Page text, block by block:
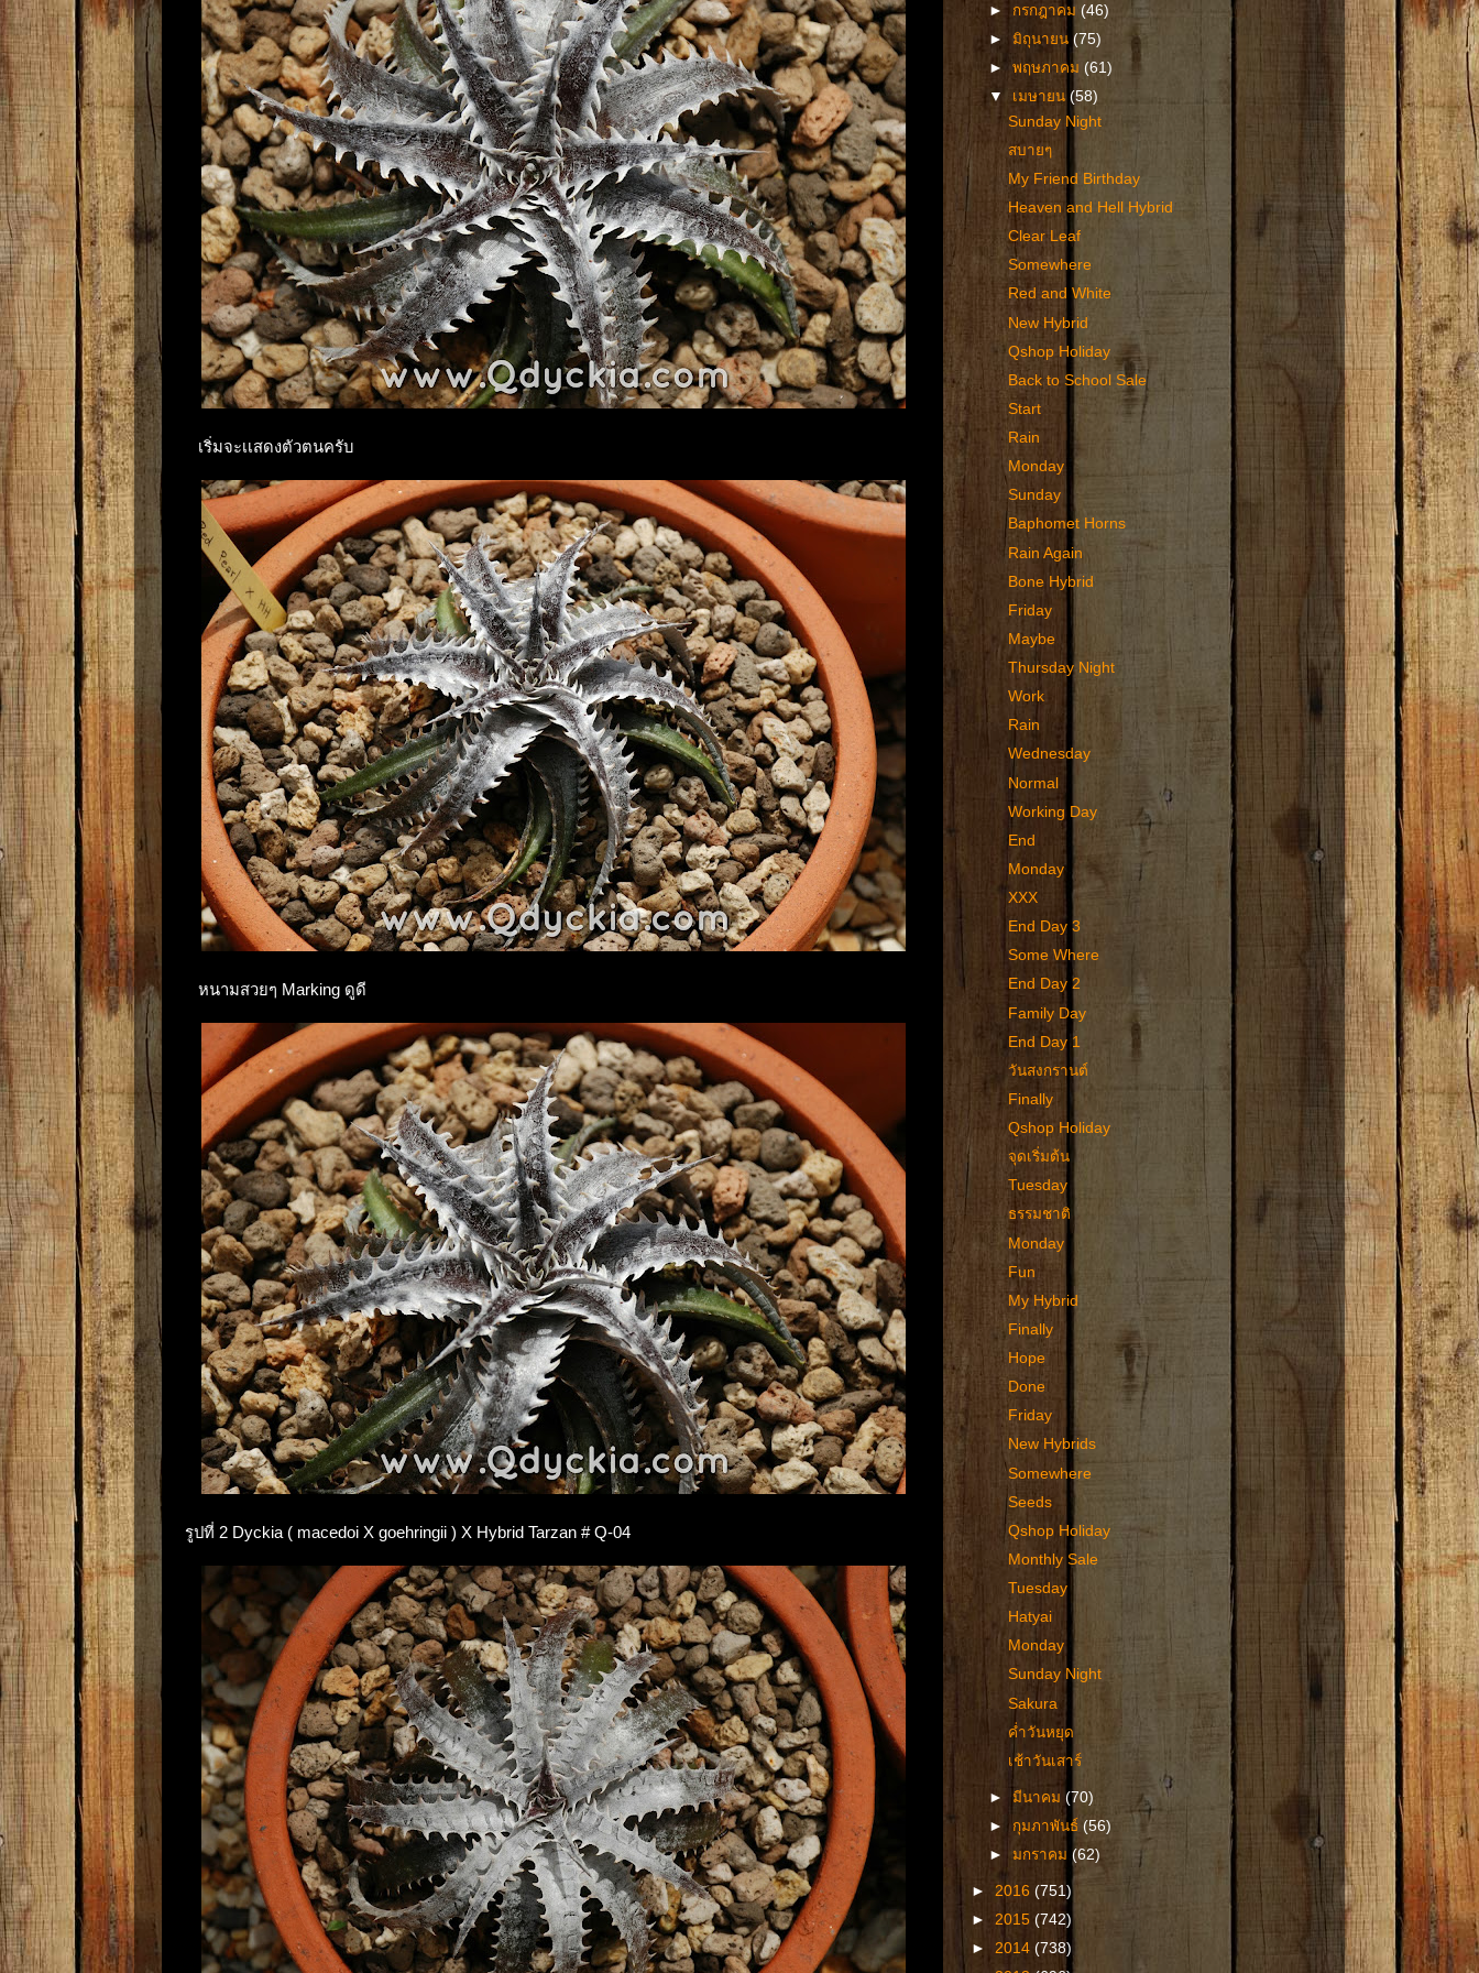
เริ่มจะเเสดงตัวตนครับ
หนามสวยๆ Marking ดูดี
รูปที่ 2 Dyckia ( macedoi X goehringii ) X Hybrid Tarzan # Q-04
► กรกฎาคม (46)
►มิถุนายน(75)
►พฤษภาคม (61)
▼ เมษายน(58)
Sunday Night
สบายๆ
My Friend Birthday
Heaven and Hell Hybrid
Clear Leaf
Somewhere
Red and White
New Hybrid
Qshop Holiday
Back to School Sale
Start
Rain
Monday
Sunday
Baphomet Horns
Rain Again
Bone Hybrid
Friday
Maybe
Thursday Night
Work
Rain
Wednesday
Normal
Working Day
End
Monday
XXX
End Day 3
Some Where
End Day 2
Family Day
End Day 1
วันสงกรานต์
Finally
Qshop Holiday
จุดเริ่มต้น
Tuesday
ธรรมชาติ
Monday
Fun
My Hybrid
Finally
Hope
Done
Friday
New Hybrids
Somewhere
Seeds
Qshop Holiday
Monthly Sale
Tuesday
Hatyai
Monday
Sunday Night
Sakura
ค่ำวันหยุด
เช้าวันเสาร์
►มีนาคม(70)
► กุมภาพันธ์(56)
►มกราคม(62)
► 2016 (751)
► 2015 (742)
► 2014 (738)